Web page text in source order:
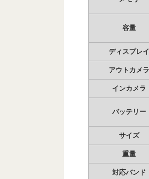
容量
ディスプレイ
アウトカメラ
インカメラ
バッテリー
サイズ
重量
対応バンド